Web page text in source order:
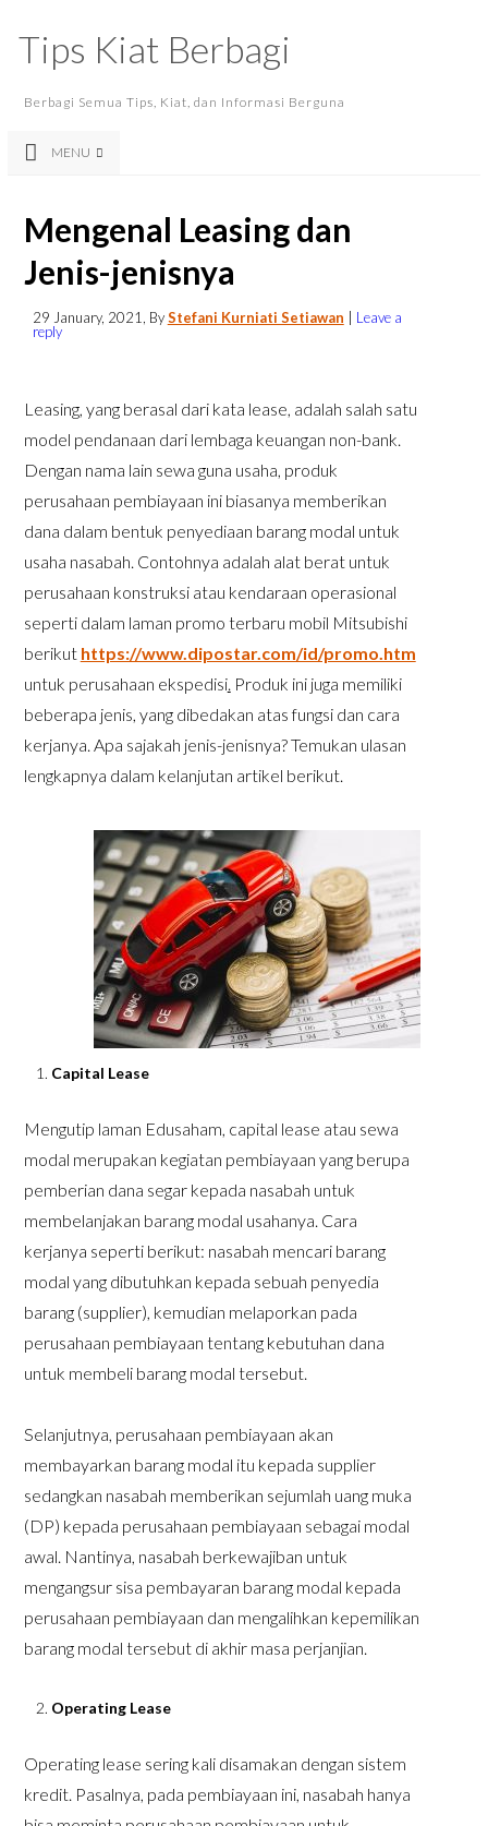
Tips Kiat Berbagi
Berbagi Semua Tips, Kiat, dan Informasi Berguna
MENU
Mengenal Leasing dan
Jenis-jenisnya
29 January, 2021 , ByStefani Kurniati Setiawan
Leave a
reply
Leasing, yang berasal dari kata lease, adalah salah satu
model pendanaan dari lembaga keuangan non-bank.
Dengan nama lain sewa guna usaha, produk
perusahaan pembiayaan ini biasanya memberikan
dana dalam bentuk penyediaan barang modal untuk
usaha nasabah. Contohnya adalah alat berat untuk
perusahaan konstruksi atau kendaraan operasional
seperti dalam laman promo terbaru mobil Mitsubishi
berikut https://www.dipostar.com/id/promo.htm
untuk perusahaan ekspedisi. Produk ini juga memiliki
beberapa jenis, yang dibedakan atas fungsi dan cara
kerjanya. Apa sajakah jenis-jenisnya? Temukan ulasan
lengkapnya dalam kelanjutan artikel berikut.
Capital Lease
Mengutip laman Edusaham, capital lease atau sewa
modal merupakan kegiatan pembiayaan yang berupa
pemberian dana segar kepada nasabah untuk
membelanjakan barang modal usahanya. Cara
kerjanya seperti berikut: nasabah mencari barang
modal yang dibutuhkan kepada sebuah penyedia
barang (supplier), kemudian melaporkan pada
perusahaan pembiayaan tentang kebutuhan dana
untuk membeli barang modal tersebut.
Selanjutnya, perusahaan pembiayaan akan
membayarkan barang modal itu kepada supplier
sedangkan nasabah memberikan sejumlah uang muka
(DP) kepada perusahaan pembiayaan sebagai modal
awal. Nantinya, nasabah berkewajiban untuk
mengangsur sisa pembayaran barang modal kepada
perusahaan pembiayaan dan mengalihkan kepemilikan
barang modal tersebut di akhir masa perjanjian.
Operating Lease
Operating lease sering kali disamakan dengan sistem
kredit. Pasalnya, pada pembiayaan ini, nasabah hanya